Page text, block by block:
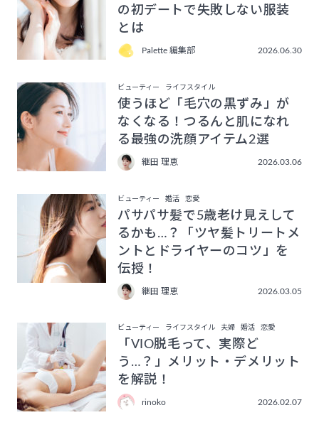
の初デートで失敗しない服装
とは
Palette 編集部 2026.06.30
ビューティー ライフスタイル
使うほど「毛穴の黒ずみ」が
なくなる！つるんと肌になれ
る最強の洗顔アイテム2選
継田 理恵 2026.03.06
ビューティー 婚活 恋愛
パサパサ髪で5歳老け見えして
るかも…？「ツヤ髪トリートメ
ントとドライヤーのコツ」を
伝授！
継田 理恵 2026.03.05
ビューティー ライフスタイル 夫婦 婚活 恋愛
「VIO脱毛って、実際ど
う…？」メリット・デメリット
を解説！
rinoko 2026.02.07